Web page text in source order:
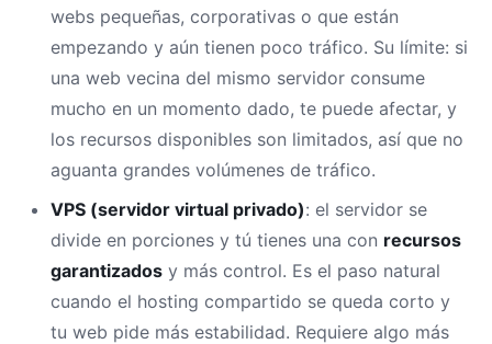
webs pequeñas, corporativas o que están
empezando y aún tienen poco tráfico. Su límite: si
una web vecina del mismo servidor consume
mucho en un momento dado, te puede afectar, y
los recursos disponibles son limitados, así que no
aguanta grandes volúmenes de tráfico.
VPS (servidor virtual privado): el servidor se
divide en porciones y tú tienes una con recursos
garantizados y más control. Es el paso natural
cuando el hosting compartido se queda corto y
tu web pide más estabilidad. Requiere algo más